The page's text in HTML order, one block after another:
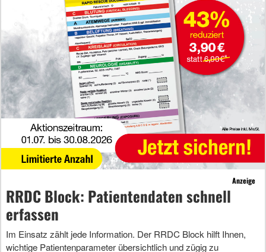
Anzeige
RRDC Block: Patientendaten schnell
erfassen
Im Einsatz zählt jede Information. Der RRDC Block hilft Ihnen,
wichtige Patientenparameter übersichtlich und zügig zu